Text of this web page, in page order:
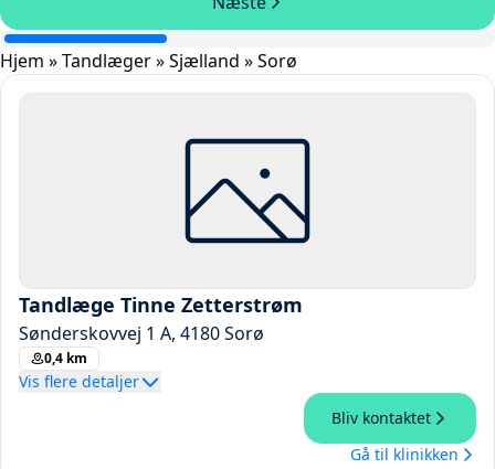
Hjem »Tandlæger»Sjælland »Sorø